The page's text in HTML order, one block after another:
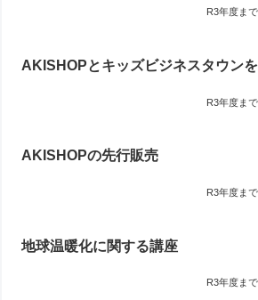
R3年度ま
AKISHOPとキッズビジネスタウン
R3年度ま
AKISHOPの先行販売
R3年度ま
地球温暖化に関する講座
R3年度ま